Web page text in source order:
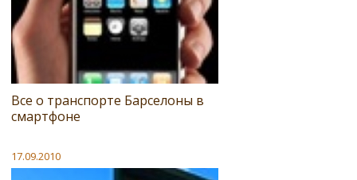
Все о транспорте Барселоны в
смартфоне
17.09.2010